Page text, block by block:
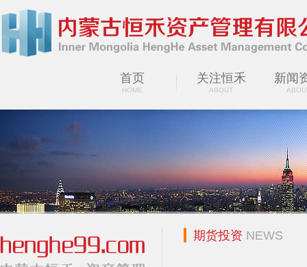
首页
HOME
关注恒禾
ABOUT
新闻
期货投资 NEWS